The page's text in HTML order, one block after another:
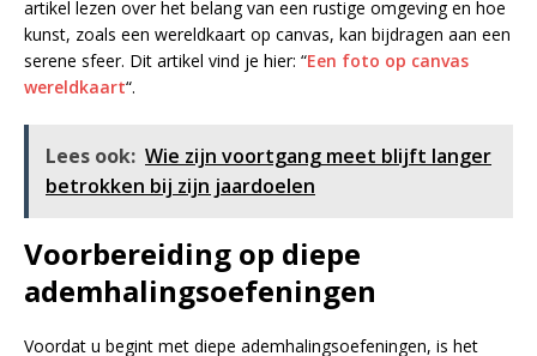
artikel lezen over het belang van een rustige omgeving en hoe
kunst, zoals een wereldkaart op canvas, kan bijdragen aan een
serene sfeer. Dit artikel vind je hier: “Een foto op canvas
wereldkaart“.
Lees ook: Wie zijn voortgang meet blijft langer
betrokken bij zijn jaardoelen
Voorbereiding op diepe
ademhalingsoefeningen
Voordat u begint met diepe ademhalingsoefeningen, is het